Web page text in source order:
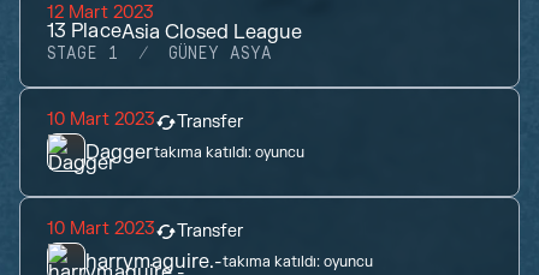
12 Mart 2023
13 PlaceAsia Closed League
STAGE 1 GÜNEY ASYA
10 Mart 2023 Transfer
Daggertakıma katıldı:oyuncu
10 Mart 2023 Transfer
harrymaguire.-takıma katıldı:oyuncu